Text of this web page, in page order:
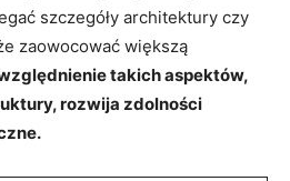
szczegóły architektury⁤ czy
zaowocować większą
takich‍ aspektów,
rozwija zdolności